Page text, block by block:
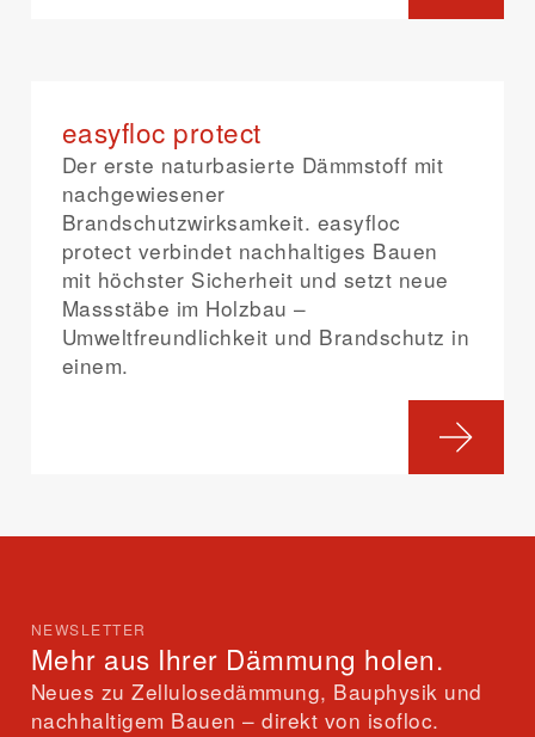
easyfloc protect
Der erste naturbasierte Dämmstoff mit
nachgewiesener
Brandschutzwirksamkeit. easyfloc
protect verbindet nachhaltiges Bauen
mit höchster Sicherheit und setzt neue
Massstäbe im Holzbau –
Umweltfreundlichkeit und Brandschutz in
einem.
NEWSLETTER
Mehr aus Ihrer Dämmung holen.
Neues zu Zellulosedämmung, Bauphysik und
nachhaltigem Bauen – direkt von isofloc.